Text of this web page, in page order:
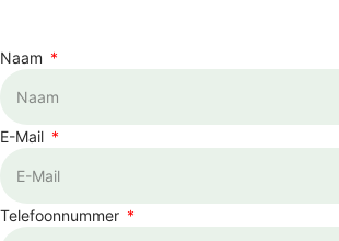
Naam
E-Mail
Telefoonnummer